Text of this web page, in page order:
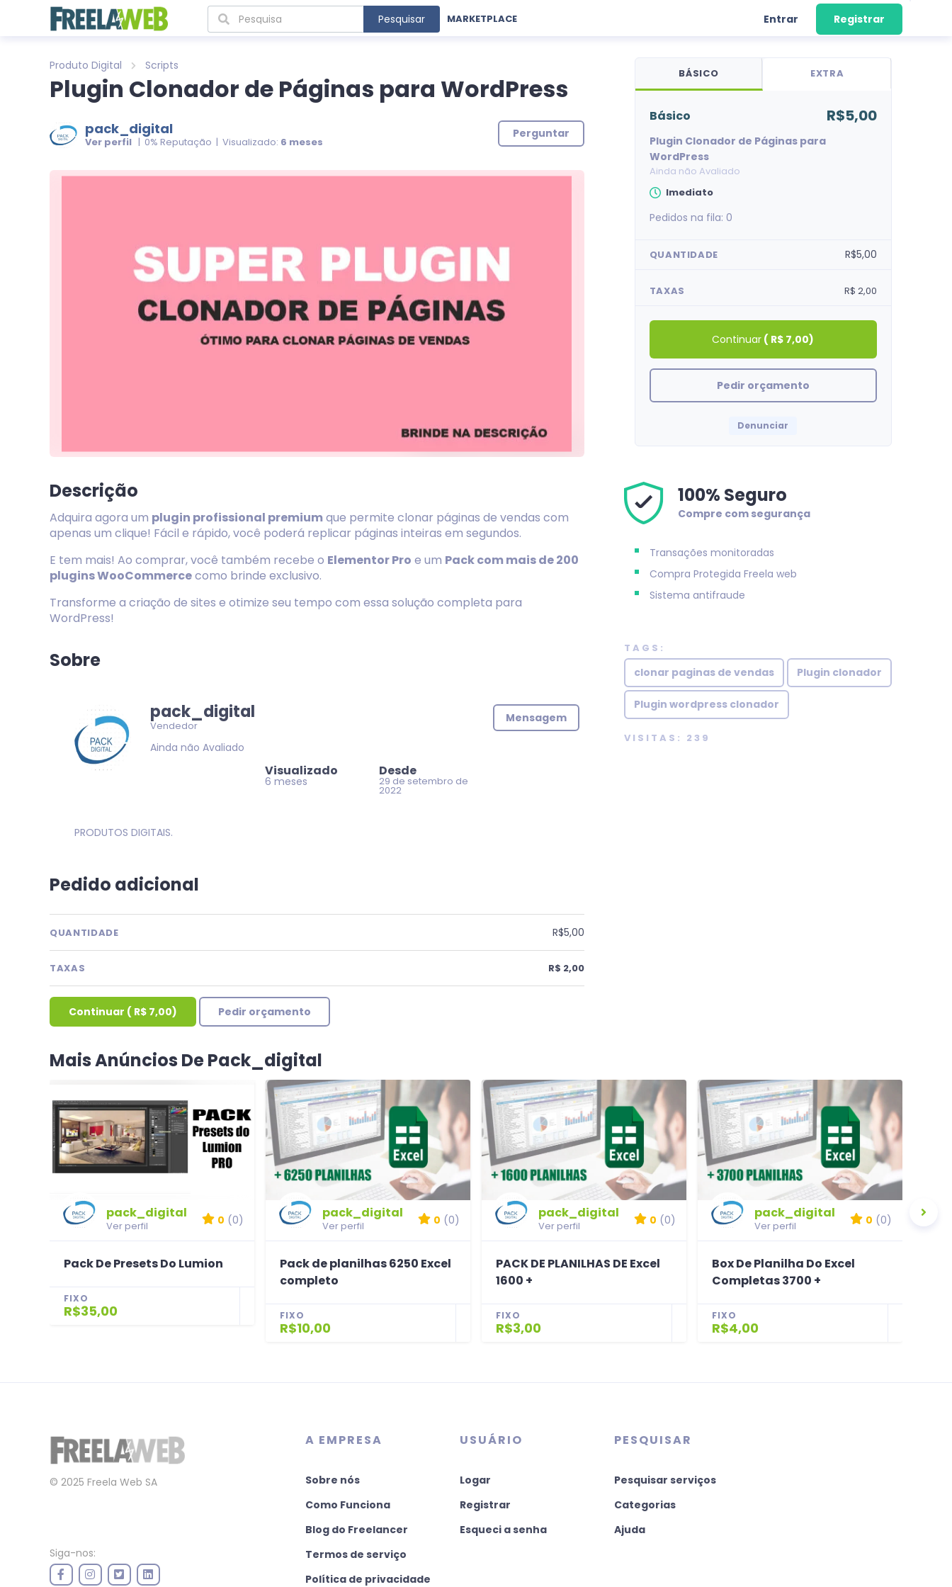
Pesquisar MARKETPLACE Entrar Registrar
Produto Digital Scripts
Plugin Clonador de Páginas para WordPress
pack_digital
Ver perfil | 0% Reputação | Visualizado: 6 meses
Perguntar
Descrição
Adquira agora um plugin profissional premiumque permite clonar páginas de vendas com
apenas um clique! Fácil e rápido, você poderá replicar páginas inteiras em segundos.
E tem mais! Ao comprar, você também recebe o Elementor Pro e um Pack com mais de 200
plugins WooCommercecomo brinde exclusivo.
Transforme a criação de sites e otimize seu tempo com essa solução completa para
WordPress!
Sobre
pack_digital
Vendedor
Ainda não Avaliado
Visualizado
6 meses
Desde
29 de setembro de
2022
Mensagem
PRODUTOS DIGITAIS.
Pedido adicional
QUANTIDADE R$5,00
TAXAS R$ 2,00
Continuar ( R$ 7,00) Pedir orçamento
BÁSICO EXTRA
básico R$5,00
Plugin Clonador de Páginas para
WordPress
Ainda não Avaliado
Imediato
Pedidos na fila: 0
QUANTIDADE R$5,00
TAXAS R$ 2,00
Continuar ( R$ 7,00)
Pedir orçamento
Denunciar
100% Seguro
Compre com segurança
Transações monitoradas
Compra Protegida Freela web
Sistema antifraude
TAGS:
clonar paginas de vendas Plugin clonador
Plugin wordpress clonador
VISITAS: 239
Mais Anúncios De Pack_digital
pack_digital
Ver perfil 0 (0)
Pack De Presets Do Lumion
FIXO
R$35,00
pack_digital
Ver perfil 0 (0)
Pack de planilhas 6250 Excel
completo
FIXO
R$10,00
pack_digital
Ver perfil 0 (0)
PACK DE PLANILHAS DE Excel
1600 +
FIXO
R$3,00
pack_digital
Ver perfil 0 (0)
Box De Planilha Do Excel
Completas 3700 +
FIXO
R$4,00
© 2025 Freela Web SA
Siga-nos:
A EMPRESA
Sobre nós
Como Funciona
Blog do Freelancer
Termos de serviço
Política de privacidade
USUÁRIO
Logar
Registrar
Esqueci a senha
PESQUISAR
Pesquisar serviços
Categorias
Ajuda